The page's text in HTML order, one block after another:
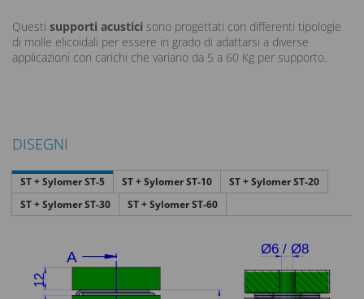
Questi supporti acustici sono progettati con differenti tipologie
di molle elicoidali per essere in grado di adattarsi a diverse
applicazioni con carichi che variano da 5 a 60 Kg per supporto.
DISEGNI
ST + Sylomer ST-5 ST + Sylomer ST-10
ST + Sylomer ST-20
ST + Sylomer ST-30
ST + Sylomer ST-60